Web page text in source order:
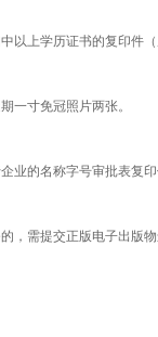
以上学历证书的复印件（
一寸免冠照片两张。
业的名称字号审批表复印
，需提交正版电子出版